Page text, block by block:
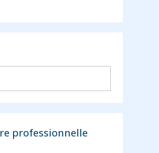
professionnelle